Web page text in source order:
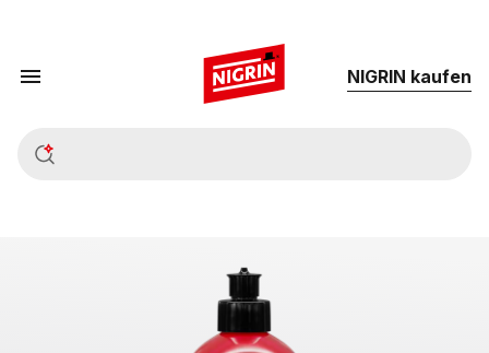
NIG­RIN kau­fen